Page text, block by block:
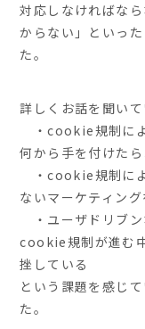
対応しなければな
からない」といっ
た。
詳しくお話を聞いて
・cookie規制によ
何から手を付けた
・cookie規制に
ないマーケティン
・ユーザドリブン
cookie規制が進む
挫している
という課題を感じ
た。